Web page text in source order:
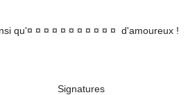
qu'¤ ¤ ¤ ¤ ¤ ¤ ¤ ¤ ¤ ¤ ¤ d'amoureux !